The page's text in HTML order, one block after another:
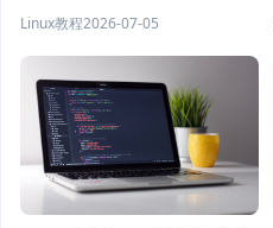
高获客效率？
Linux教程2026-07-05